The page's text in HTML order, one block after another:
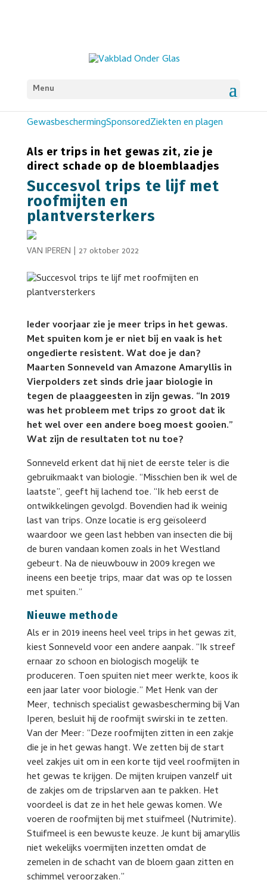
Menu
GewasbeschermingSponsoredZiekten en plagen
Als er trips in het gewas zit, zie je
direct schade op de bloemblaadjes
Succesvol trips te lijf met
roofmijten en
plantversterkers
VAN IPEREN | 27 oktober 2022
Ieder voorjaar zie je meer trips in het gewas.
Met spuiten kom je er niet bij en vaak is het
ongedierte resistent. Wat doe je dan?
Maarten Sonneveld van Amazone Amaryllis in
Vierpolders zet sinds drie jaar biologie in
tegen de plaaggeesten in zijn gewas. “In 2019
was het probleem met trips zo groot dat ik
het wel over een andere boeg moest gooien.”
Wat zijn de resultaten tot nu toe?
Sonneveld erkent dat hij niet de eerste teler is die
gebruikmaakt van biologie. “Misschien ben ik wel de
laatste”, geeft hij lachend toe. “Ik heb eerst de
ontwikkelingen gevolgd. Bovendien had ik weinig
last van trips. Onze locatie is erg geïsoleerd
waardoor we geen last hebben van insecten die bij
de buren vandaan komen zoals in het Westland
gebeurt. Na de nieuwbouw in 2009 kregen we
ineens een beetje trips, maar dat was op te lossen
met spuiten.”
Nieuwe methode
Als er in 2019 ineens heel veel trips in het gewas zit,
kiest Sonneveld voor een andere aanpak. “Ik streef
ernaar zo schoon en biologisch mogelijk te
produceren. Toen spuiten niet meer werkte, koos ik
een jaar later voor biologie.” Met Henk van der
Meer, technisch specialist gewasbescherming bij Van
Iperen, besluit hij de roofmijt swirski in te zetten.
Van der Meer: “Deze roofmijten zitten in een zakje
die je in het gewas hangt. We zetten bij de start
veel zakjes uit om in een korte tijd veel roofmijten in
het gewas te krijgen. De mijten kruipen vanzelf uit
de zakjes om de tripslarven aan te pakken. Het
voordeel is dat ze in het hele gewas komen. We
voeren de roofmijten bij met stuifmeel (Nutrimite).
Stuifmeel is een bewuste keuze. Je kunt bij amaryllis
niet wekelijks voermijten inzetten omdat de
zemelen in de schacht van de bloem gaan zitten en
schimmel veroorzaken.”